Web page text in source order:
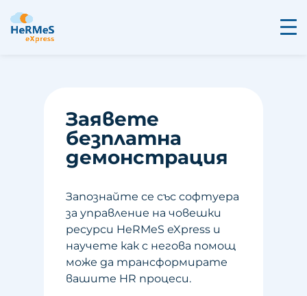
Заявете
безплатна
демонстрация
Запознайте се със софтуера
за управление на човешки
ресурси HeRMeS eXpress и
научете как с негова помощ
може да трансформирате
вашите HR процеси.